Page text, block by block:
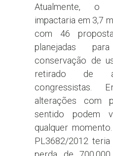
Atualmente, o
impactaria em 3,7
com 46
planejadas
conservação de
retirado de
congressistas.
alterações com
sentido podem
qualquer
PL3682/2012